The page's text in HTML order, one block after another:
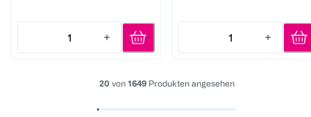
1
Quantity: 1
1
Quantity: 1
20 von1649 Produkten angesehen